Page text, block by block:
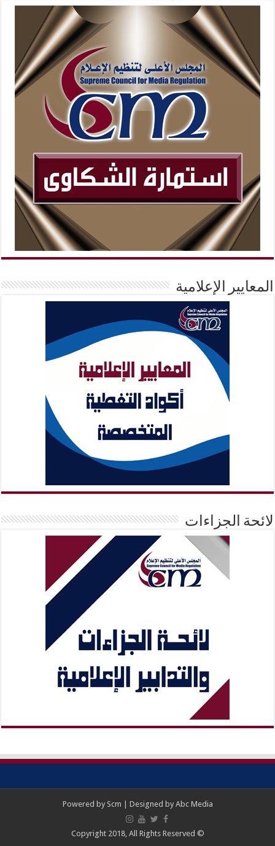
المعايير الإعلامية
لائحة الجزاءات
Powered by Scm | Designed by Abc Media
© Copyright 2018, All Rights Reserved